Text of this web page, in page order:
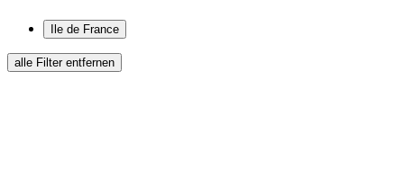
Ile de France
alle Filter entfernen